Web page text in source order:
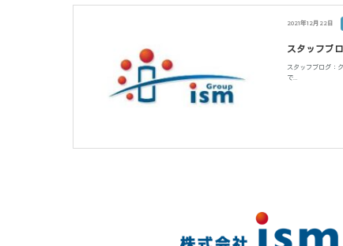
2021年12月22日
スタッフブ
スタッフブログ：
で…